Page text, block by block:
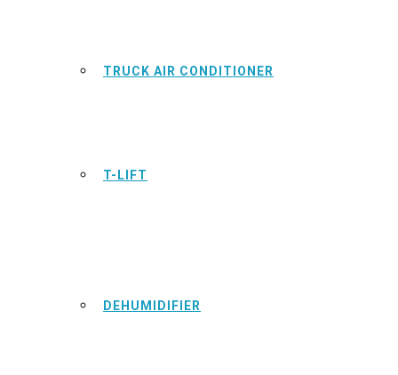
TRUCK AIR CONDITIONER
T-LIFT
DEHUMIDIFIER